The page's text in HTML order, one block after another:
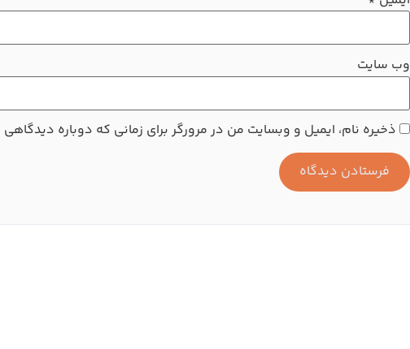
وب‌ سایت
ذخیره نام، ایمیل و وبسایت من در مرورگر برای زمانی که دوباره